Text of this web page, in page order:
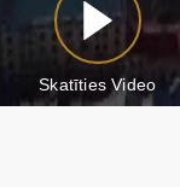
Skatīties Video